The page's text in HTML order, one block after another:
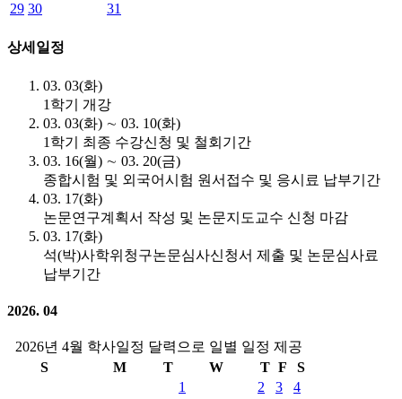
29 30 31
상세일정
03. 03(화)
1학기 개강
03. 03(화) ∼ 03. 10(화)
1학기 최종 수강신청 및 철회기간
03. 16(월) ∼ 03. 20(금)
종합시험 및 외국어시험 원서접수 및 응시료 납부기간
03. 17(화)
논문연구계획서 작성 및 논문지도교수 신청 마감
03. 17(화)
석(박)사학위청구논문심사신청서 제출 및 논문심사료
납부기간
2026. 04
2026년 4월 학사일정 달력으로 일별 일정 제공
S
M T W T F
S
1
2 3
4